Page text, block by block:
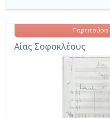
Αίας Σοφοκλέους
Παρτιτούρα